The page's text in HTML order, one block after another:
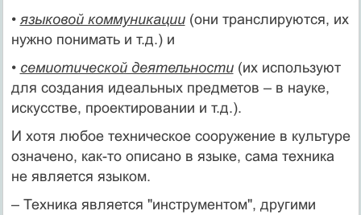
• языковой коммуникации(они транслируются, их
нужно понимать и т.д.) и
• семиотической деятельности(их используют
для создания идеальных предметов – в науке,
искусстве, проектировании и т.д.).
И хотя любое техническое сооружение в культуре
означено, как-то описано в языке, сама техника
не является языком.
– Техника является "инструментом", другими